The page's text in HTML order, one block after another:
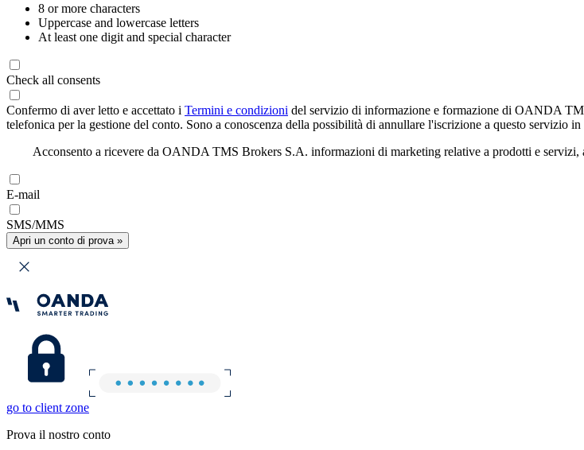
8 or more characters
Uppercase and lowercase letters
At least one digit and special character
Check all consents
Confermo di aver letto e accettato i Termini e condizioni del servizio di informazione e formazione di OANDA
telefonica per la gestione del conto. Sono a conoscenza della possibilità di annullare l'iscrizione a questo servizio in
Acconsento a ricevere da OANDA TMS Brokers S.A. informazioni di marketing relative a prodotti e
E-mail
SMS/MMS
Apri un conto di prova »
go to client zone
Prova il nostro conto